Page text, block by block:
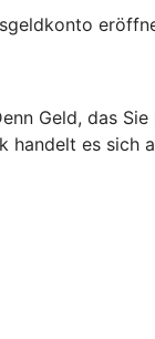
Geld, das
es sich